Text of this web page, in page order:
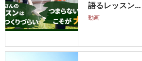
語るレッスン…
動画